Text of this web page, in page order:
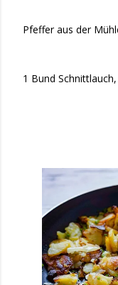
Pfeffer aus der
1 Bund